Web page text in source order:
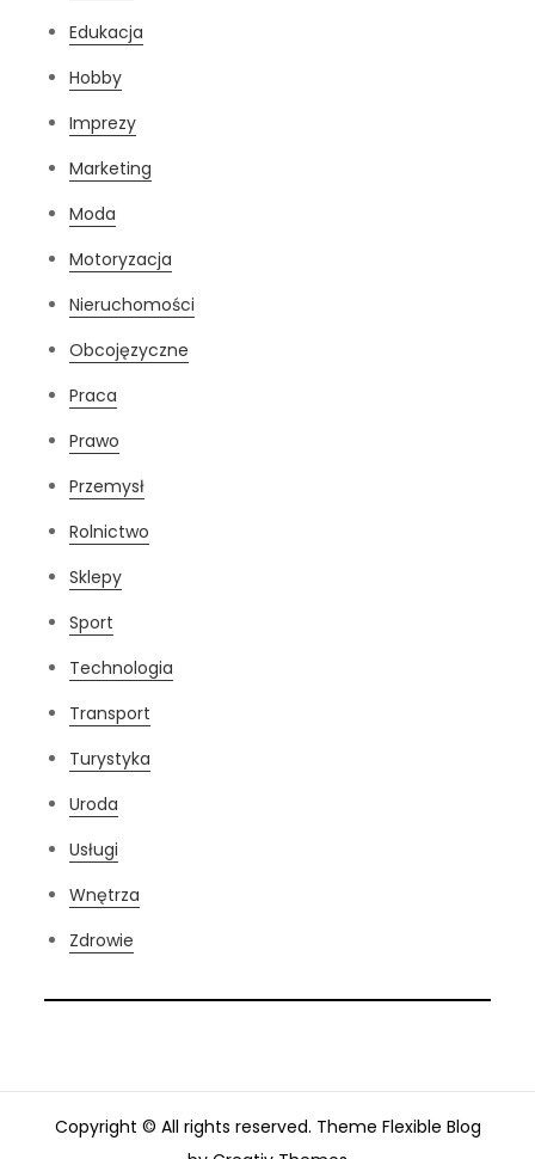
Edukacja
Hobby
Imprezy
Marketing
Moda
Motoryzacja
Nieruchomości
Obcojęzyczne
Praca
Prawo
Przemysł
Rolnictwo
Sklepy
Sport
Technologia
Transport
Turystyka
Uroda
Usługi
Wnętrza
Zdrowie
Copyright © All rights reserved. Theme Flexible Blog